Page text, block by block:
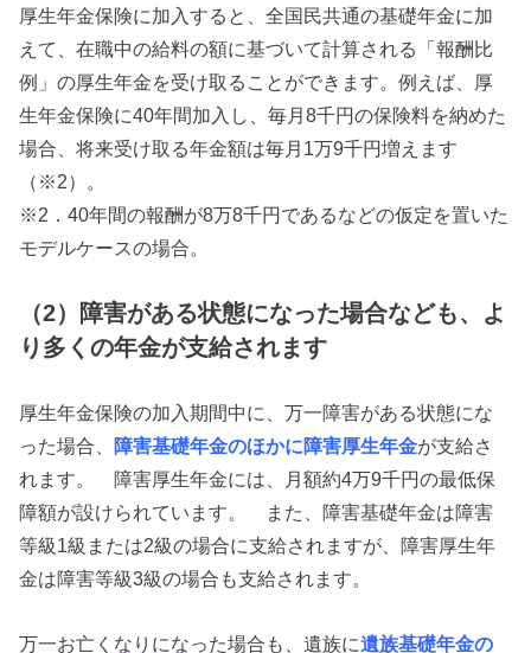
厚生年金保険に加入すると、全国民共通の基礎年金に加
えて、在職中の給料の額に基づいて計算される「報酬比
例」の厚生年金を受け取ることができます。例えば、厚
生年金保険に40年間加入し、毎月8千円の保険料を納めた
場合、将来受け取る年金額は毎月1万9千円増えます
（※2）。
※2．40年間の報酬が8万8千円であるなどの仮定を置いた
モデルケースの場合。
（2）障害がある状態になった場合なども、よ
り多くの年金が支給されます
厚生年金保険の加入期間中に、万一障害がある状態にな
った場合、 障害基礎年金のほかに障害厚生年金が支給さ
れます。 障害厚生年金には、月額約4万9千円の最低保
障額が設けられています。 また、障害基礎年金は障害
等級1級または2級の場合に支給されますが、障害厚生年
金は障害等級3級の場合も支給されます。
万一お亡くなりになった場合も、遺族に遺族基礎年金の